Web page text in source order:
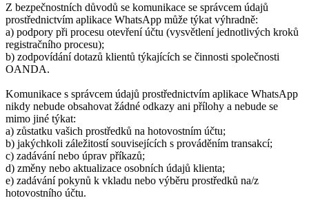
Z bezpečnostních důvodů se komunikace se správcem údajů
prostřednictvím aplikace WhatsApp může týkat výhradně:
a) podpory při procesu otevření účtu (vysvětlení jednotlivých kroků
registračního procesu);
b) zodpovídání dotazů klientů týkajících se činnosti společnosti
OANDA.
Komunikace s správcem údajů prostřednictvím aplikace WhatsApp
nikdy nebude obsahovat žádné odkazy ani přílohy a nebude se
mimo jiné týkat:
a) zůstatku vašich prostředků na hotovostním účtu;
b) jakýchkoli záležitostí souvisejících s prováděním transakcí;
c) zadávání nebo úprav příkazů;
d) změny nebo aktualizace osobních údajů klienta;
e) zadávání pokynů k vkladu nebo výběru prostředků na/z
hotovostního účtu.